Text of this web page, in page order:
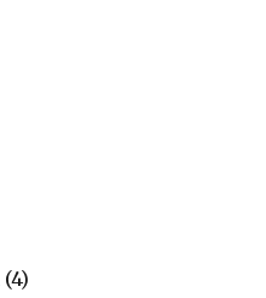
(4)